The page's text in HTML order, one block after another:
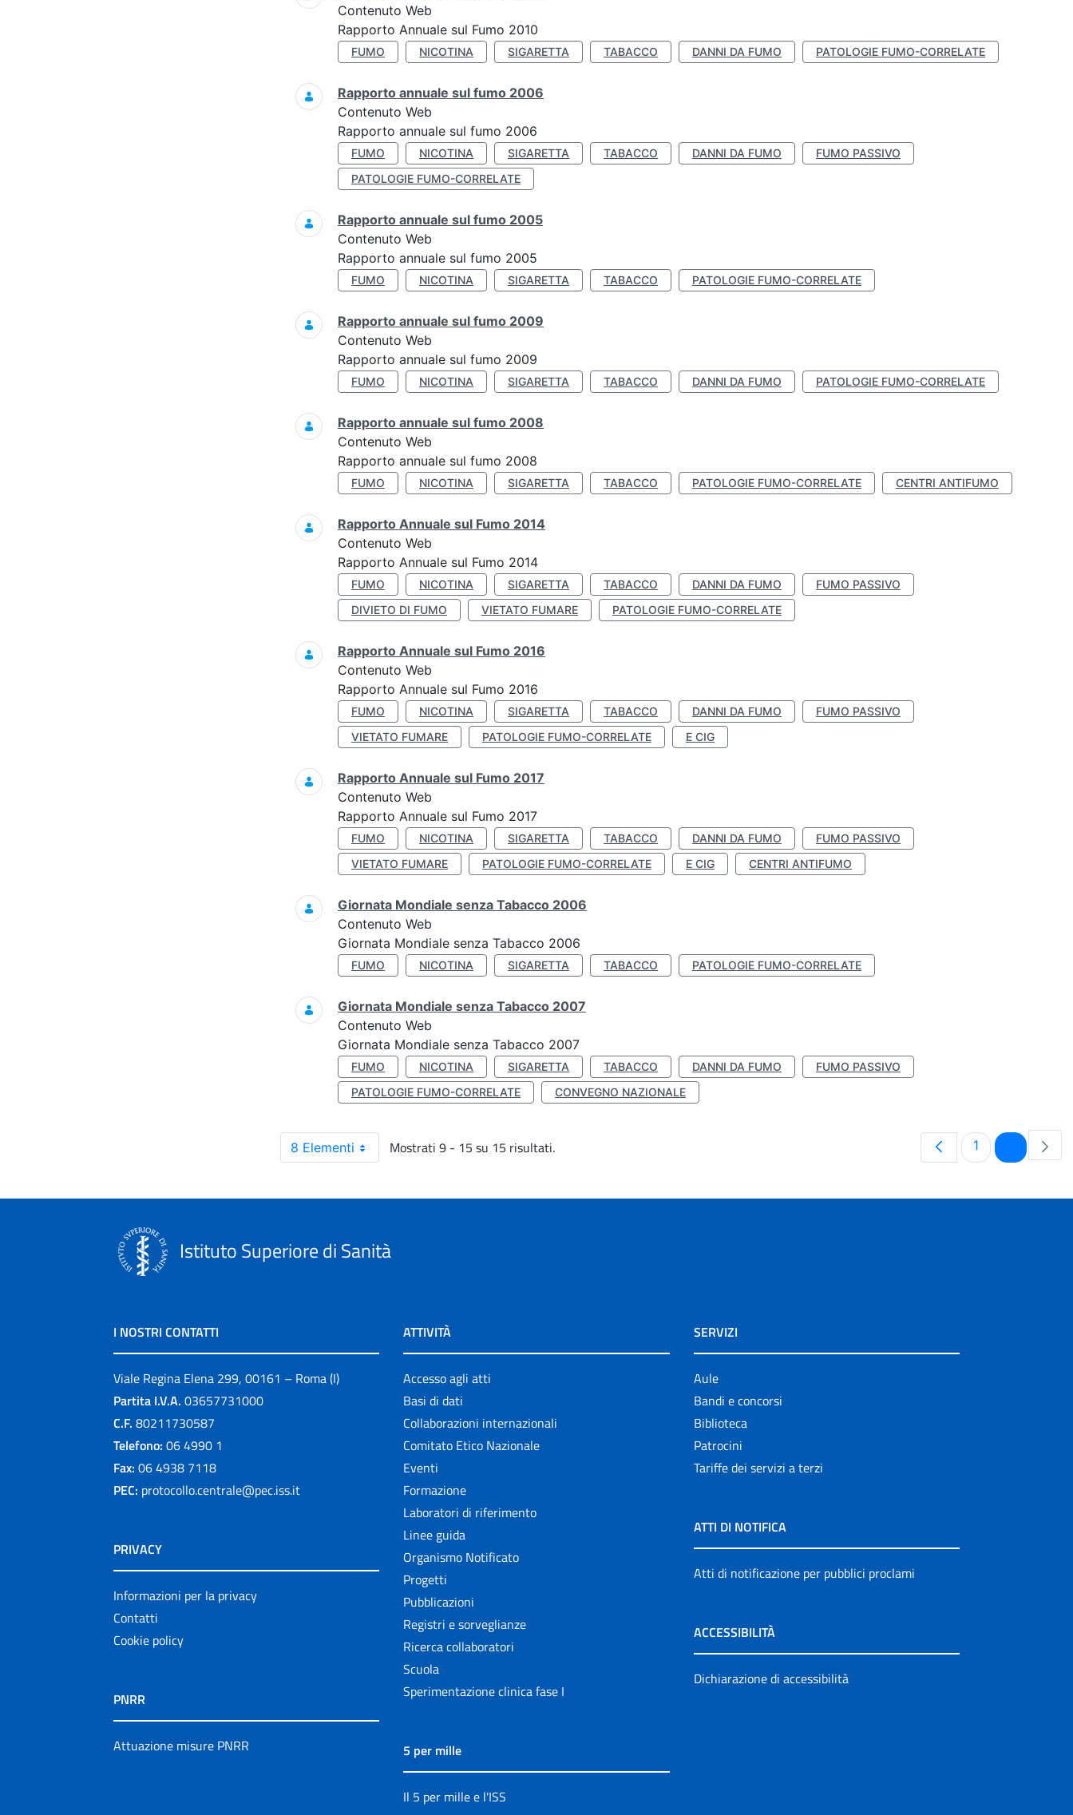
Contenuto Web
Rapporto Annuale sul Fumo 2010
FUMO NICOTINA SIGARETTA TABACCO DANNI DA FUMO PATOLOGIE FUMO-CORRELATE
Rapporto annuale sul fumo 2006
Contenuto Web
Rapporto annuale sul fumo 2006
FUMO NICOTINA SIGARETTA TABACCO DANNI DA FUMO
FUMO PASSIVO
PATOLOGIE FUMO-CORRELATE
Rapporto annuale sul fumo 2005
Contenuto Web
Rapporto annuale sul fumo 2005
FUMO NICOTINA SIGARETTA TABACCO PATOLOGIE FUMO-CORRELATE
Rapporto annuale sul fumo 2009
Contenuto Web
Rapporto annuale sul fumo 2009
FUMO NICOTINA SIGARETTA TABACCO DANNI DA FUMO PATOLOGIE FUMO-CORRELATE
Rapporto annuale sul fumo 2008
Contenuto Web
Rapporto annuale sul fumo 2008
FUMO NICOTINA SIGARETTA TABACCO PATOLOGIE FUMO-CORRELATE CENTRI ANTIFUMO
Rapporto Annuale sul Fumo 2014
Contenuto Web
Rapporto Annuale sul Fumo 2014
FUMO NICOTINA SIGARETTA TABACCO DANNI DA FUMO
FUMO PASSIVO
DIVIETO DI FUMO
VIETATO FUMARE PATOLOGIE FUMO-CORRELATE
Rapporto Annuale sul Fumo 2016
Contenuto Web
Rapporto Annuale sul Fumo 2016
FUMO NICOTINA SIGARETTA TABACCO DANNI DA FUMO
FUMO PASSIVO
VIETATO FUMARE
PATOLOGIE FUMO-CORRELATE E CIG
Rapporto Annuale sul Fumo 2017
Contenuto Web
Rapporto Annuale sul Fumo 2017
FUMO NICOTINA SIGARETTA TABACCO DANNI DA FUMO
FUMO PASSIVO
VIETATO FUMARE
PATOLOGIE FUMO-CORRELATE E CIG CENTRI ANTIFUMO
Giornata Mondiale senza Tabacco 2006
Contenuto Web
Giornata Mondiale senza Tabacco 2006
FUMO NICOTINA SIGARETTA TABACCO PATOLOGIE FUMO-CORRELATE
Giornata Mondiale senza Tabacco 2007
Contenuto Web
Giornata Mondiale senza Tabacco 2007
FUMO NICOTINA SIGARETTA TABACCO DANNI DA FUMO
FUMO PASSIVO
PATOLOGIE FUMO-CORRELATE
CONVEGNO NAZIONALE
8 Elementi Mostrati 9 - 15 su 15 risultati. Pagina
1 Pagina
Istituto Superiore di Sanità
I NOSTRI CONTATTI
Viale Regina Elena 299, 00161 – Roma (I)
Partita I.V.A. 03657731000
C.F. 80211730587
Telefono: 06 4990 1
Fax: 06 4938 7118
PEC: protocollo.centrale@pec.iss.it
PRIVACY
Informazioni per la privacy
Contatti
Cookie policy
PNRR
Attuazione misure PNRR
ATTIVITÀ
Accesso agli atti
Basi di dati
Collaborazioni internazionali
Comitato Etico Nazionale
Eventi
Formazione
Laboratori di riferimento
Linee guida
Organismo Notificato
Progetti
Pubblicazioni
Registri e sorveglianze
Ricerca collaboratori
Scuola
Sperimentazione clinica fase I
5 per mille
Il 5 per mille e l'ISS
SERVIZI
Aule
Bandi e concorsi
Biblioteca
Patrocini
Tariffe dei servizi a terzi
ATTI DI NOTIFICA
Atti di notificazione per pubblici proclami
ACCESSIBILITÀ
Dichiarazione di accessibilità